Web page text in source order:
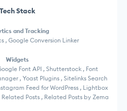
Tech Stack
and Tracking
, Google Conversion Linker
Widgets
Font API , Shutterstock , Font
, Yoast Plugins , Sitelinks Search
Feed for WordPress , Lightbox
Related Posts , Related Posts by Zema